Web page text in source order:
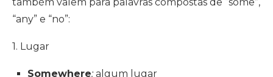
“any” e “no”:
1. Lugar
Somewhere: algum lugar